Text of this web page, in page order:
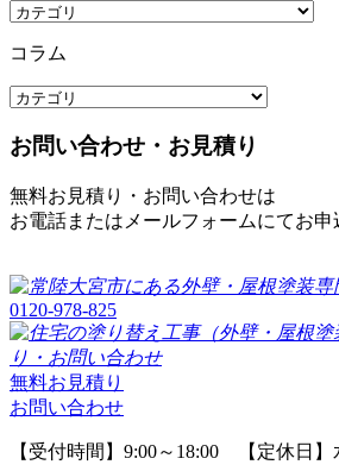
コラム
お問い合わせ・お見積り
無料お見積り・お問い合わせは
お電話またはメールフォームにてお申
0120-978-825
無料お見積り
お問い合わせ
【受付時間】9:00～18:00 【定休日】